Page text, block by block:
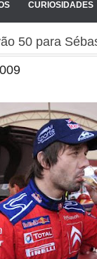
CURIOSIDADES
50 para